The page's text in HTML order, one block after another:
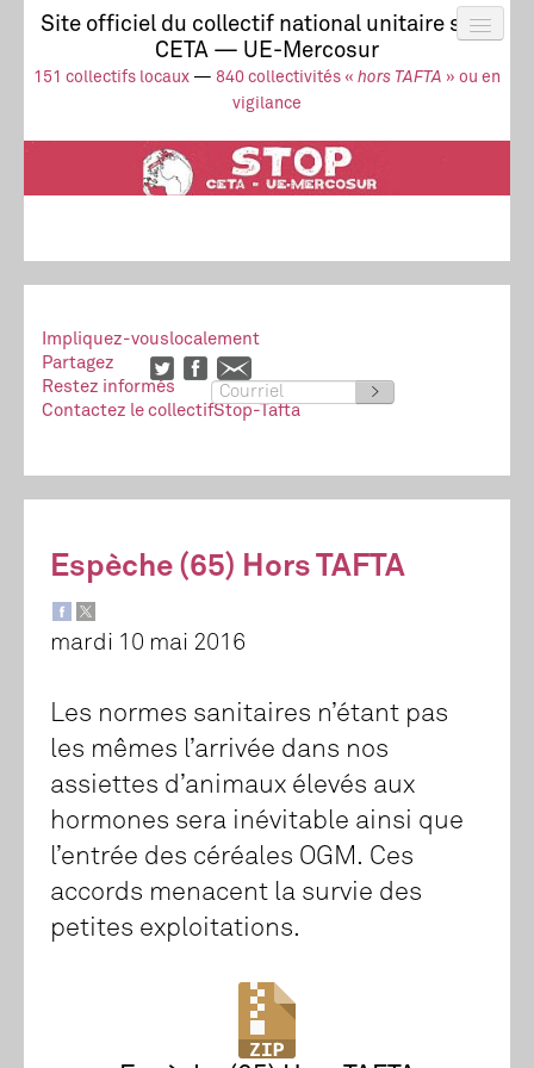
Site officiel du collectif national unitaire stop
CETA — UE-Mercosur
151 collectifs locaux — 840 collectivités « hors TAFTA » ou en
vigilance
Actus
UE-Mercosur
Stop à l’impunité !
TAFTA
CETA
Collectif
Impliquez-vouslocalement
Partagez
Restez informés
>
Contactez le collectifStop-Tafta
Espèche (65) Hors TAFTA
mardi 10 mai 2016
Les normes sanitaires n’étant pas
les mêmes l’arrivée dans nos
assiettes d’animaux élevés aux
hormones sera inévitable ainsi que
l’entrée des céréales OGM. Ces
accords menacent la survie des
petites exploitations.